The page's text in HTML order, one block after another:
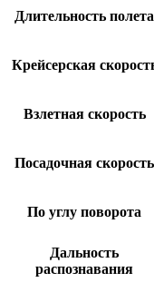
Длительность полета
Крейсерская
Взлетная скорость
Посадочная скорость
По углу поворота
Дальность
распознавания